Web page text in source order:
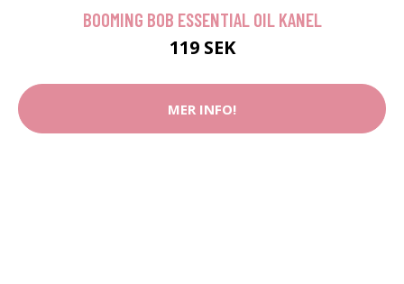
BOOMING BOB ESSENTIAL OIL KANEL
119 SEK
MER INFO!